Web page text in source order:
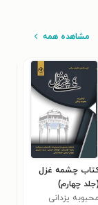
مشاهده همه
چشمه غزل
(جلد چهارم)
محبوبه یزدانی